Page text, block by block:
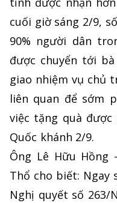
cuối giờ sáng 2/9,
90% người dân
được chuyển tới
giao nhiệm vụ chủ
liên quan để sớm
việc tặng quà
Quốc khánh 2/9.
Ông Lê Hữu Hồng
Thổ cho biết: Ngay
Nghị quyết số 263/